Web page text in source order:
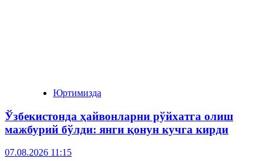
Юртимизда
Ўзбекистонда ҳайвонларни рўйхатга олиш
мажбурий бўлди: янги қонун кучга кирди
07.08.2026 11:15